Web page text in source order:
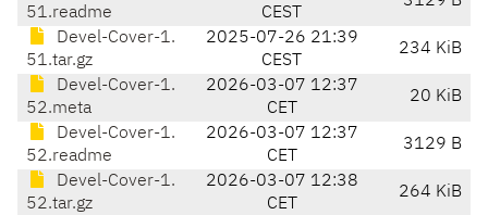
51.readme CEST
Devel-Cover-1.
51.tar.gz
2025-07-26 21:39
CEST
234 KiB
Devel-Cover-1.
52.meta
2026-03-07 12:37
CET
20 KiB
Devel-Cover-1.
52.readme
2026-03-07 12:37
CET
3129 B
Devel-Cover-1.
52.tar.gz
2026-03-07 12:38
CET
264 KiB